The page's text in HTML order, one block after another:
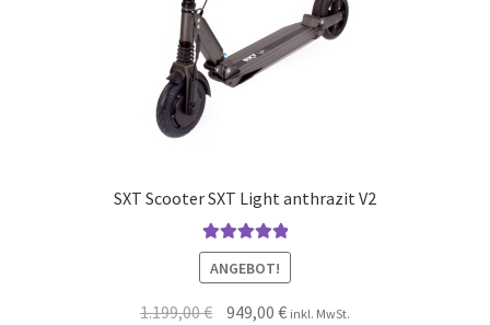
SXT Scooter SXT Light anthrazit V2
Bewertet mit
5.00von 5
ANGEBOT!
1.199,00€ 949,00 € inkl. MwSt.